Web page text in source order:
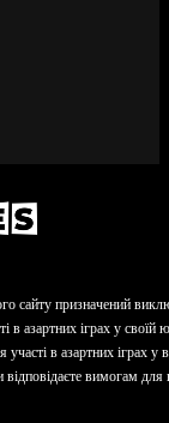
сайту призначений
в азартних іграх у
в азартних іграх у
відповідаєте вимогам